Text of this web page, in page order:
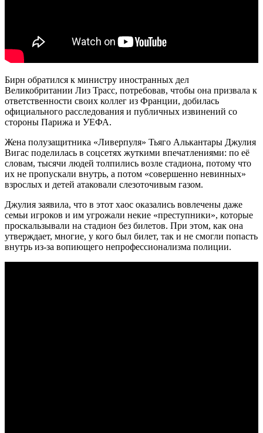
Бирн обратился к министру иностранных дел
Великобритании Лиз Трасс, потребовав, чтобы она призвала к
ответственности своих коллег из Франции, добилась
официального расследования и публичных извинений со
стороны Парижа и УЕФА.
Жена полузащитника «Ливерпуля» Тьяго Алькантары Джулия
Вигас поделилась в соцсетях жуткими впечатлениями: по её
словам, тысячи людей толпились возле стадиона, потому что
их не пропускали внутрь, а потом «совершенно невинных»
взрослых и детей атаковали слезоточивым газом.
Джулия заявила, что в этот хаос оказались вовлечены даже
семьи игроков и им угрожали некие «преступники», которые
проскальзывали на стадион без билетов. При этом, как она
утверждает, многие, у кого был билет, так и не смогли попасть
внутрь из-за вопиющего непрофессионализма полиции.